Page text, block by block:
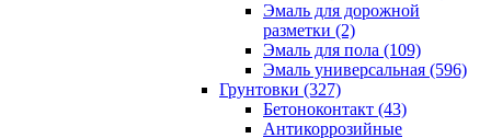
Эмаль для дорожной
разметки (2)
Эмаль для пола (109)
Эмаль универсальная (596)
Грунтовки (327)
Бетоноконтакт (43)
Антикоррозийные